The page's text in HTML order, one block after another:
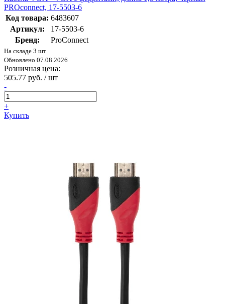
PROconnect, 17-5503-6
Код товара: 6483607
Артикул:
17-5503-6
Бренд:
ProConnect
На складе 3 шт
Обновлено 07.08.2026
Розничная цена:
505.77 руб. / шт
-
+
Купить